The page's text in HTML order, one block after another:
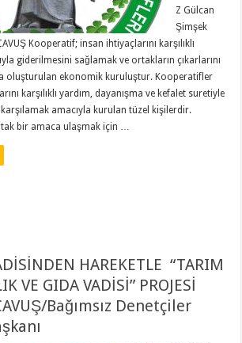
Z Gülcan
Şimşek
Kooperatif; insan ihtiyaçlarını karşılıklı
giderilmesini sağlamak ve ortakların çıkarlarını
oluşturulan ekonomik kuruluştur. Kooperatifler
karşılıklı yardım, dayanışma ve kefalet suretiyle
amacıyla kurulan tüzel kişilerdir.
bir amaca ulaşmak için …
HAREKETLE “TARIM
VE GIDA VADİSİ” PROJESİ
Bağımsız Denetçiler